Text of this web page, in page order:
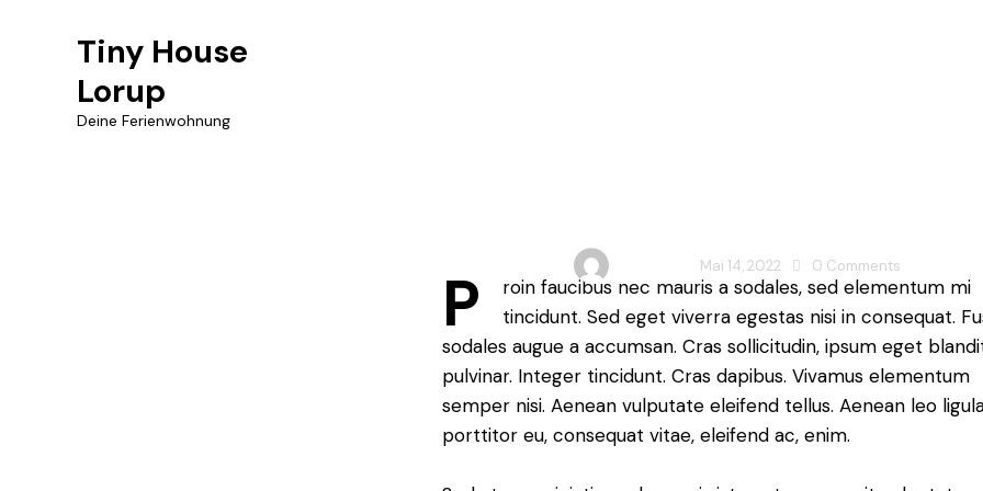
Tiny House
Lorup
Deine Ferienwohnung
Mai 14, 2022 0 Comments
P
roin faucibus nec mauris a sodales, sed elementum mi
tincidunt. Sed eget viverra egestas nisi in consequat.
sodales augue a accumsan. Cras sollicitudin, ipsum eget
pulvinar. Integer tincidunt. Cras dapibus. Vivamus elementum
semper nisi. Aenean vulputate eleifend tellus. Aenean leo
porttitor eu, consequat vitae, eleifend ac, enim.